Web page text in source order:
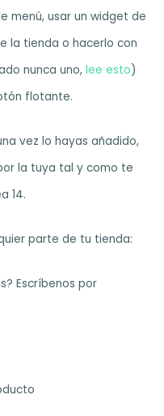
menú, usar un widget de
la tienda o hacerlo con
nunca uno,lee esto)
flotante.
vez lo hayas añadido,
la tuya tal y como te
14.
parte de tu tienda:
Escríbenos por